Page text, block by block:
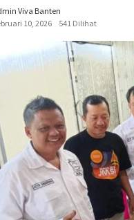
Viva Banten
10, 2026
541 Dilihat